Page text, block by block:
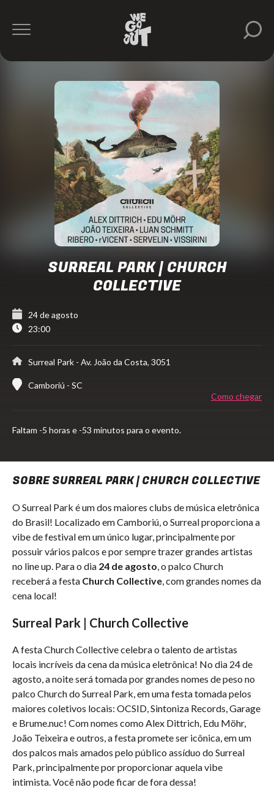
Surreal
https://www.instagram.com/surreal.park/
SURREAL PARK | CHURCH
COLLECTIVE
24 de agosto
23:00
Surreal Park - Av. João da Costa, 3051
Camboriú - SC
Como chegar
Faltam -5 horas e -53 minutos para o evento.
SOBRE SURREAL PARK | CHURCH COLLECTIVE
O Surreal Park é um dos maiores clubs de música eletrônica
do Brasil! Localizado em Camboriú, o Surreal proporciona a
vibe de festival em um único lugar, principalmente por
possuir vários palcos e por sempre trazer grandes artistas
no line up. Para o dia 24 de agosto, o palco Church
receberá a festa Church Collective, com grandes nomes da
cena local!
Surreal Park | Church Collective
A festa Church Collective celebra o talento de artistas
locais incríveis da cena da música eletrônica! No dia 24 de
agosto, a noite será tomada por grandes nomes de peso no
palco Church do Surreal Park, em uma festa tomada pelos
maiores coletivos locais: OCSID, Sintoniza Records, Garage
e Brume.nuc! Com nomes como Alex Dittrich, Edu Möhr,
João Teixeira e outros, a festa promete ser icônica, em um
dos palcos mais amados pelo público assíduo do Surreal
Park, principalmente por proporcionar aquela vibe
intimista. Você não pode ficar de fora dessa!